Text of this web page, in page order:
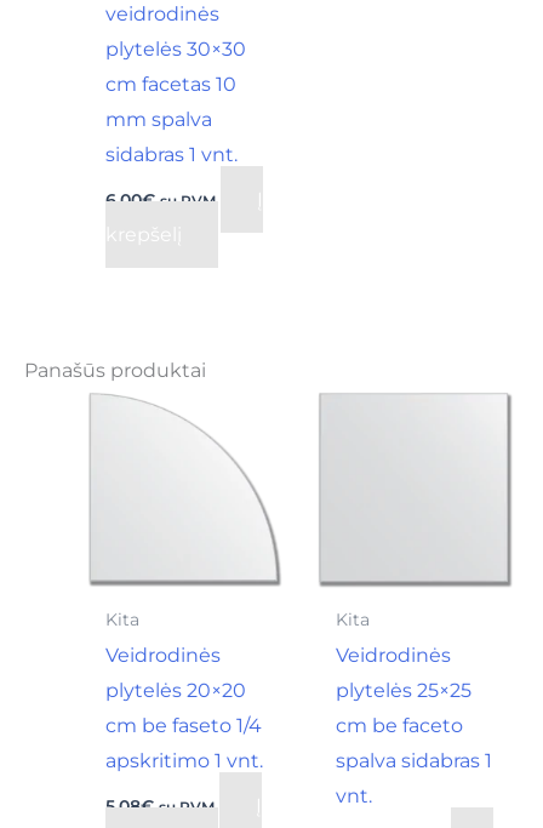
veidrodinės
plytelės 30×30
cm facetas 10
mm spalva
sidabras 1 vnt.
6,00€ su PVM
Į
krepšelį
Panašūs produktai
Kita
Veidrodinės
plytelės 20×20
cm be faseto 1/4
apskritimo 1 vnt.
5,08€ su PVM
Kita
Veidrodinės
plytelės 25×25
cm be faceto
spalva sidabras 1
vnt.